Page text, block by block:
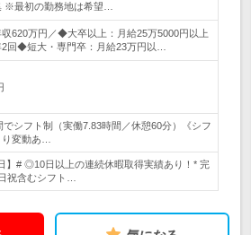
※最初の勤務地は希望…
620万円／◆大卒以上：月給25万5000円以上
2回◆短大・専門卒：月給23万円以…
でシフト制（実働7.83時間／休憩60分）《シフ
変動あ…
】# ◎10日以上の連続休暇取得実績あり！* 完
祝含むシフト…